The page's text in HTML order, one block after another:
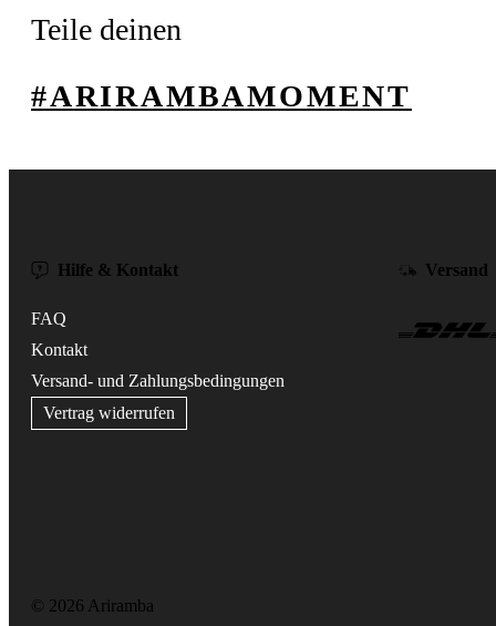
Teile deinen
#ARIRAMBAMOMENT
Hilfe & Kontakt
FAQ
Kontakt
Versand- und Zahlungsbedingungen
Vertrag widerrufen
Versand
© 2026 Ariramba